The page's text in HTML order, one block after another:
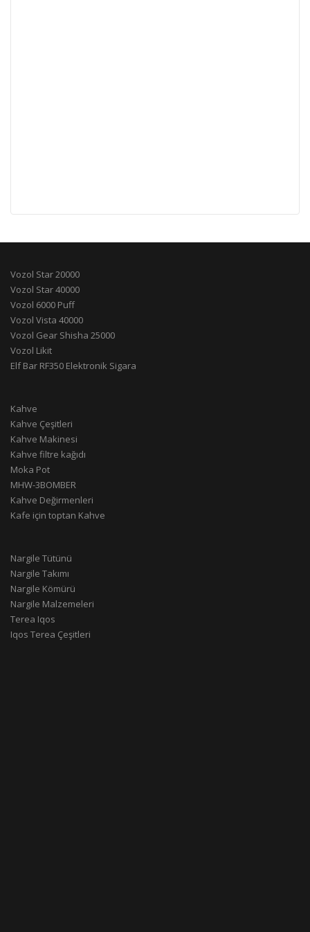
Vozol Star 20000
Vozol Star 40000
Vozol 6000 Puff
Vozol Vista 40000
Vozol Gear Shisha 25000
Vozol Likit
Elf Bar RF350 Elektronik Sigara
Kahve
Kahve Çeşitleri
Kahve Makinesi
Kahve filtre kağıdı
Moka Pot
MHW-3BOMBER
Kahve Değirmenleri
Kafe için toptan Kahve
Nargile Tütünü
Nargile Takımı
Nargile Kömürü
Nargile Malzemeleri
Terea Iqos
Iqos Terea Çeşitleri